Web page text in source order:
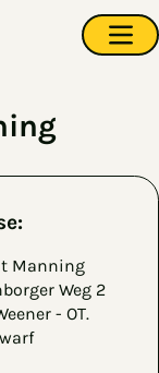
Manning
Weg 2
- OT.